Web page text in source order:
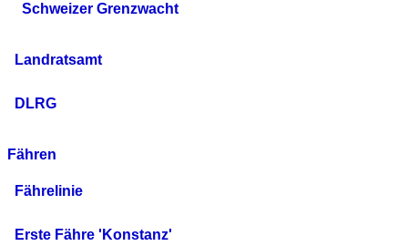
Schweizer Grenzwacht
Landratsamt
DLRG
Fähren
Fährelinie
Erste Fähre 'Konstanz'